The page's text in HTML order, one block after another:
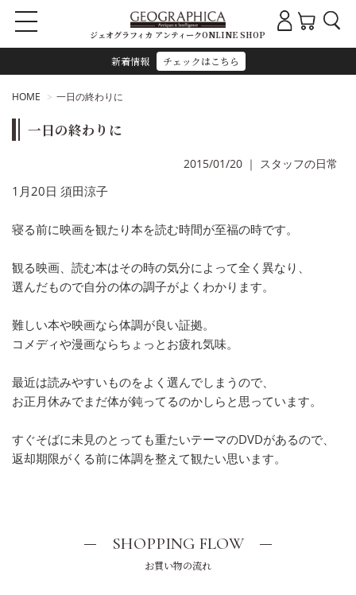
新着情報 チェックはこちら
ジェオグラフィカ アンティークONLINE SHOP
HOME 一日の終わりに
一日の終わりに
2015/01/20 ｜ スタッフの日常
1月20日 須田涼子
寝る前に映画を観たり本を読む時間が至福の時です。
観る映画、読む本はその時の気分によって全く異なり、
選んだもので自分の体の調子がよくわかります。
難しい本や映画なら体調が良い証拠。
コメディや漫画ならちょっとお疲れ気味。
最近は読みやすいものをよく選んでしまうので、
お正月休みでまだ体が鈍ってるのかしらと思っています。
すぐそばに未見のとっても重たいテーマのDVDがあるので、
返却期限がくる前に体調を整えて観たい思います。
SHOPPING FLOW
お買い物の流れ